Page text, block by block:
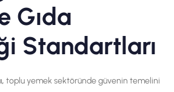
Gıda
Standartları
toplu yemek sektöründe güvenin temelini